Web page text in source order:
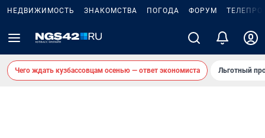
НЕДВИЖИМОСТЬ ЗНАКОМСТВА ПОГОДА ФОРУМ
Чего ждать кузбассовцам осенью — ответ экономиста Льготный